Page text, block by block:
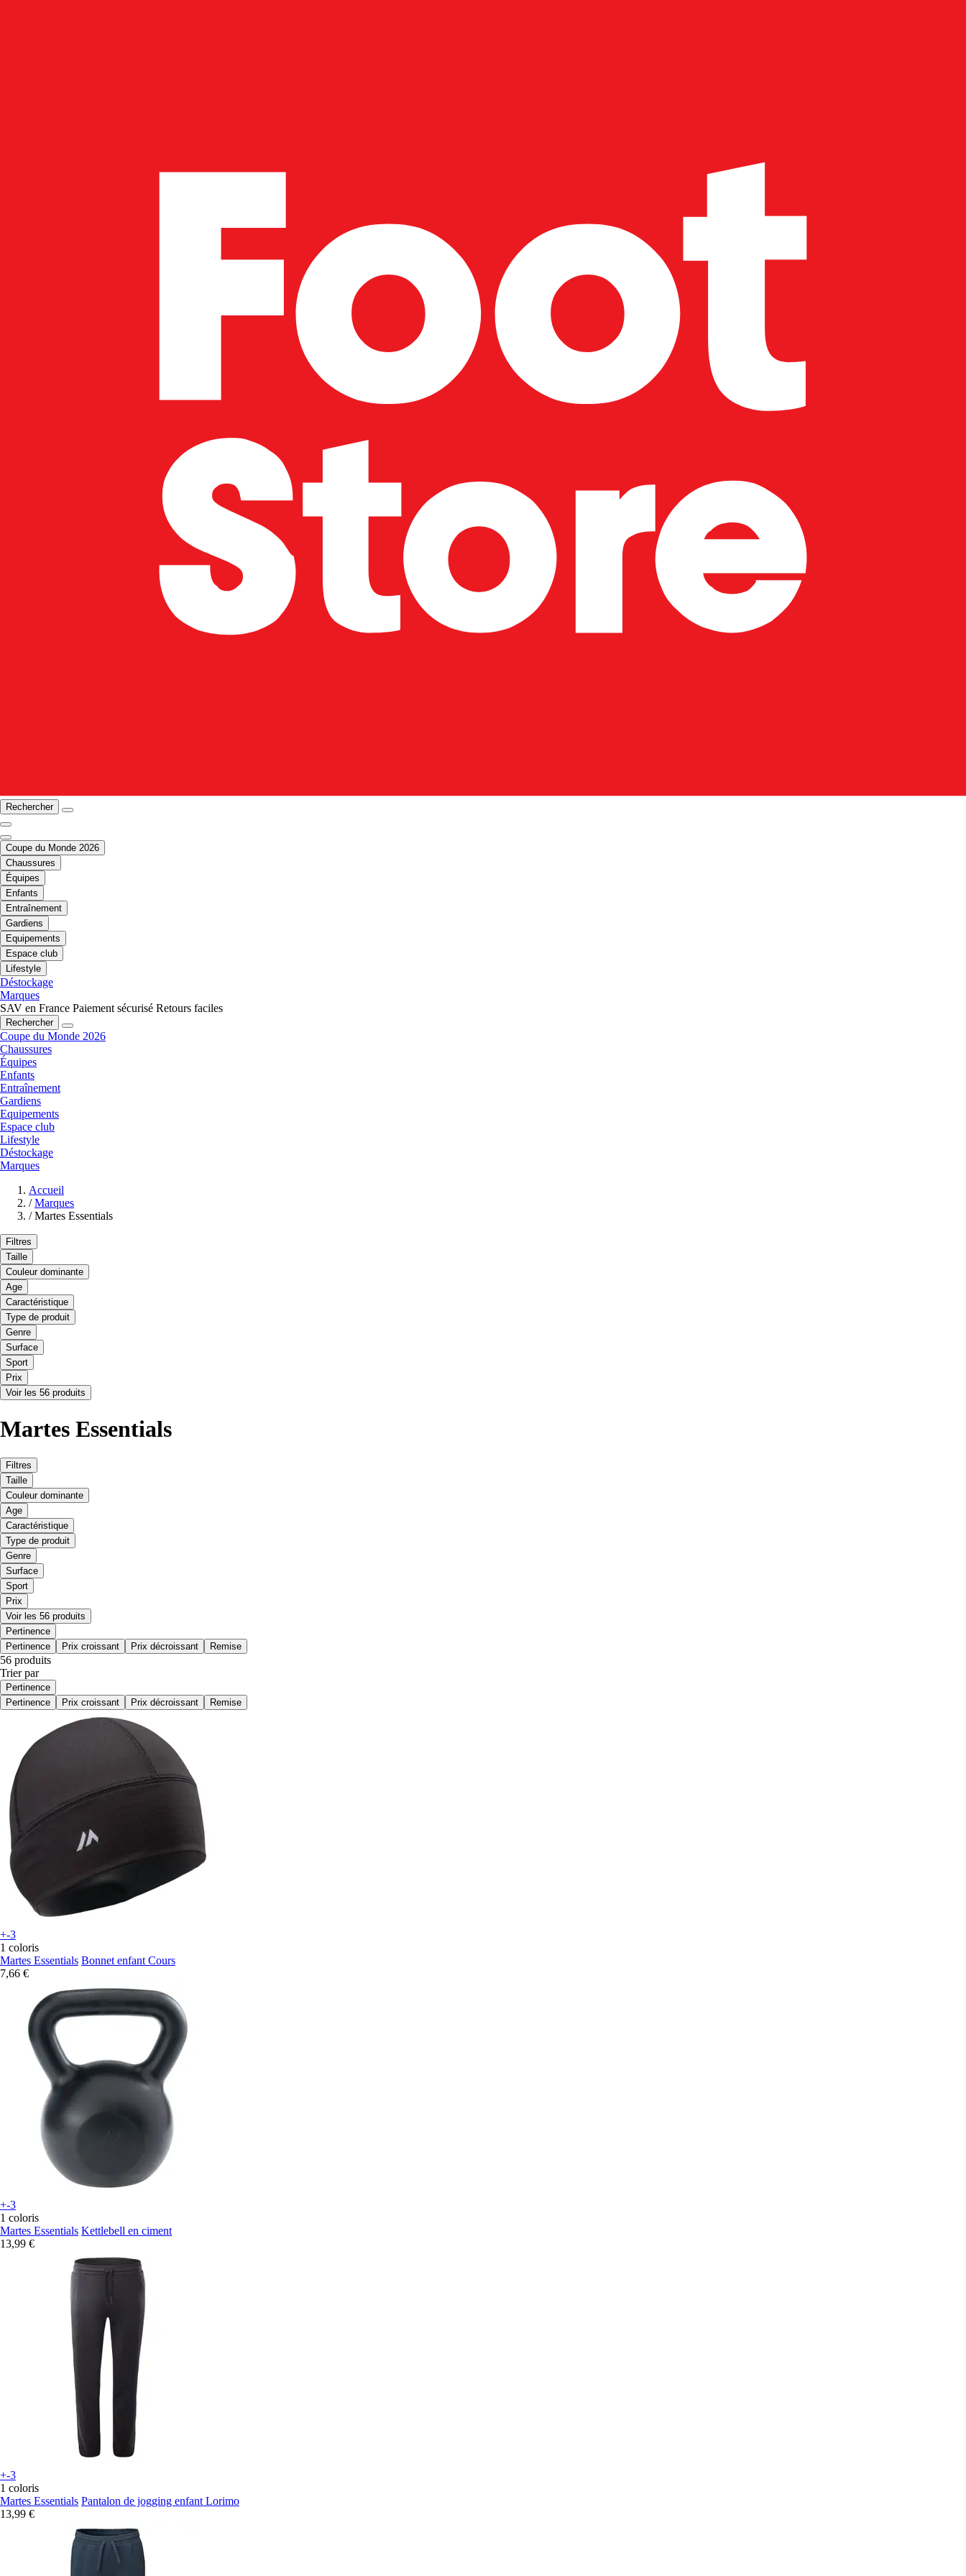
Rechercher
Coupe du Monde 2026
Chaussures
Équipes
Enfants
Entraînement
Gardiens
Equipements
Espace club
Lifestyle
Déstockage
Marques
SAV en France Paiement sécurisé Retours faciles
Rechercher
Coupe du Monde 2026
Chaussures
Équipes
Enfants
Entraînement
Gardiens
Equipements
Espace club
Lifestyle
Déstockage
Marques
Accueil
/ Marques
/ Martes Essentials
Filtres
Taille
Couleur dominante
Age
Caractéristique
Type de produit
Genre
Surface
Sport
Prix
Voir les 56 produits
Martes Essentials
Filtres
Taille
Couleur dominante
Age
Caractéristique
Type de produit
Genre
Surface
Sport
Prix
Voir les 56 produits
Pertinence
Pertinence
Prix croissant Prix décroissant Remise
56 produits
Trier par
Pertinence
Pertinence
Prix croissant Prix décroissant Remise
+-3
1 coloris
Martes Essentials Bonnet enfant Cours
7,66 €
+-3
1 coloris
Martes Essentials Kettlebell en ciment
13,99 €
+-3
1 coloris
Martes Essentials Pantalon de jogging enfant Lorimo
13,99 €